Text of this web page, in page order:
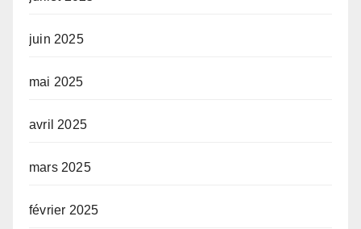
juin 2025
mai 2025
avril 2025
mars 2025
février 2025